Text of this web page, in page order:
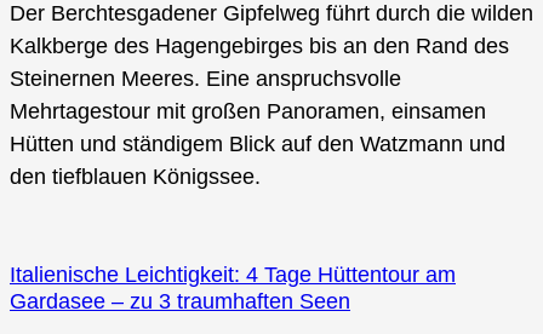
Der Berchtesgadener Gipfelweg führt durch die wilden
Kalkberge des Hagengebirges bis an den Rand des
Steinernen Meeres. Eine anspruchsvolle
Mehrtagestour mit großen Panoramen, einsamen
Hütten und ständigem Blick auf den Watzmann und
den tiefblauen Königssee.
Italienische Leichtigkeit: 4 Tage Hüttentour am
Gardasee – zu 3 traumhaften Seen